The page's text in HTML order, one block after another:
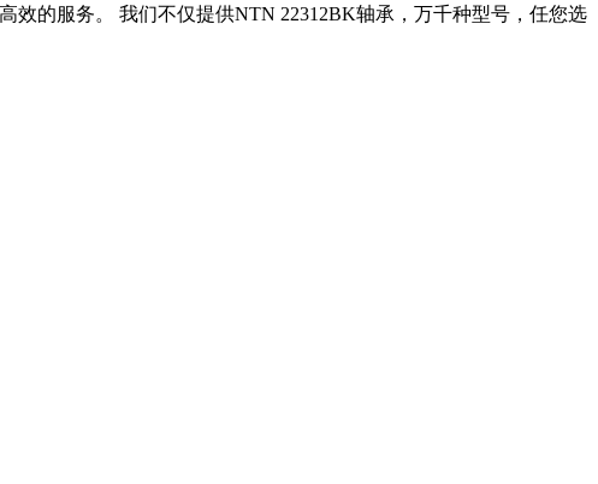
的服务。 我们不仅提供NTN 22312BK轴承，万千种型号，任您选